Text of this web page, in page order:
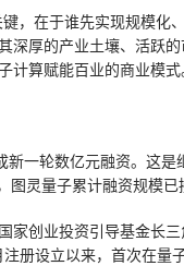
，在于谁先实现规模化
深厚的产业土壤、活跃
算赋能百业的商业模式
新一轮数亿元融资。这
灵量子累计融资规模已
家创业投资引导基金长
册设立以来，首次在量